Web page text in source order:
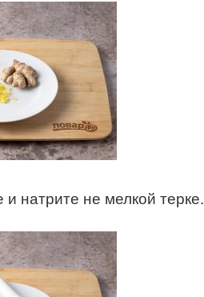
натрите не мелкой терке.